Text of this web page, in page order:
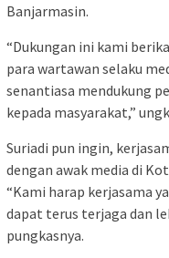
Banjarmasin.
“Dukungan ini kami
para wartawan selaku
senantiasa mendukung
kepada masyarakat,”
Suriadi pun ingin,
dengan awak media di
“Kami harap kerjasama
dapat terus terjaga dan
pungkasnya.